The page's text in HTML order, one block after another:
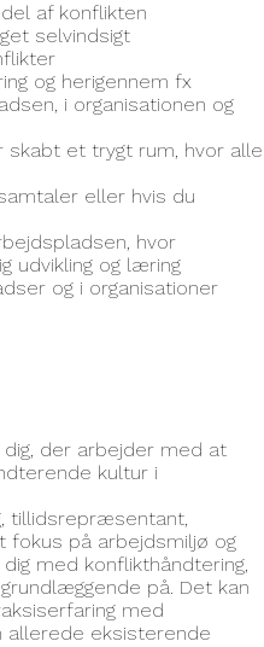
af konflikten
selvindsigt
og herigennem fx
i organisationen og
skabt et trygt rum, hvor alle
eller hvis du
hvor
udvikling og læring
og i organisationer
der arbejder med at
kultur i
tillidsrepræsentant,
på arbejdsmiljø og
med konflikthåndtering,
på. Det kan
med
allerede eksisterende